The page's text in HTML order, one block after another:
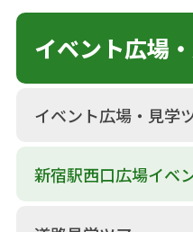
イベント広場
イベント広場・見学
新宿駅西口広場イベ